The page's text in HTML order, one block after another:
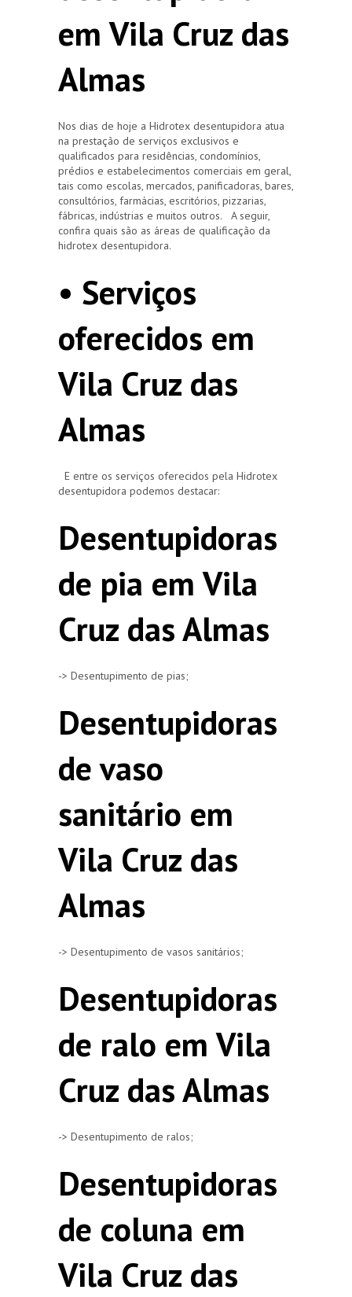
em Vila Cruz das
Almas
Nos dias de hoje a Hidrotex desentupidora atua
na prestação de serviços exclusivos e
qualificados para residências, condomínios,
prédios e estabelecimentos comerciais em geral,
tais como escolas, mercados, panificadoras, bares,
consultórios, farmácias, escritórios, pizzarias,
fábricas, indústrias e muitos outros. A seguir,
confira quais são as áreas de qualificação da
hidrotex desentupidora.
• Serviços
oferecidos em
Vila Cruz das
Almas
E entre os serviços oferecidos pela Hidrotex
desentupidora podemos destacar:
Desentupidoras
de pia em Vila
Cruz das Almas
-> Desentupimento de pias;
Desentupidoras
de vaso
sanitário em
Vila Cruz das
Almas
-> Desentupimento de vasos sanitários;
Desentupidoras
de ralo em Vila
Cruz das Almas
-> Desentupimento de ralos;
Desentupidoras
de coluna em
Vila Cruz das